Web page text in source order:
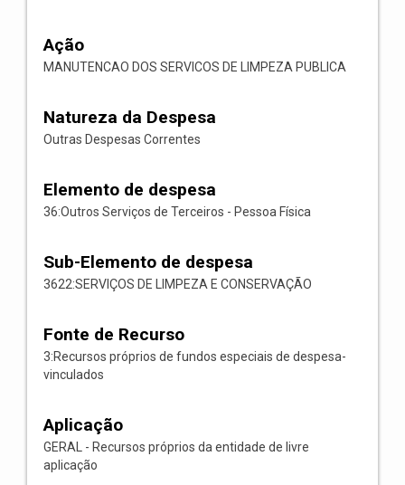
Ação
MANUTENCAO DOS SERVICOS DE LIMPEZA PUBLICA
Natureza da Despesa
Outras Despesas Correntes
Elemento de despesa
36:Outros Serviços de Terceiros - Pessoa Física
Sub-Elemento de despesa
3622:SERVIÇOS DE LIMPEZA E CONSERVAÇÃO
Fonte de Recurso
3:Recursos próprios de fundos especiais de despesa-
vinculados
Aplicação
GERAL - Recursos próprios da entidade de livre
aplicação